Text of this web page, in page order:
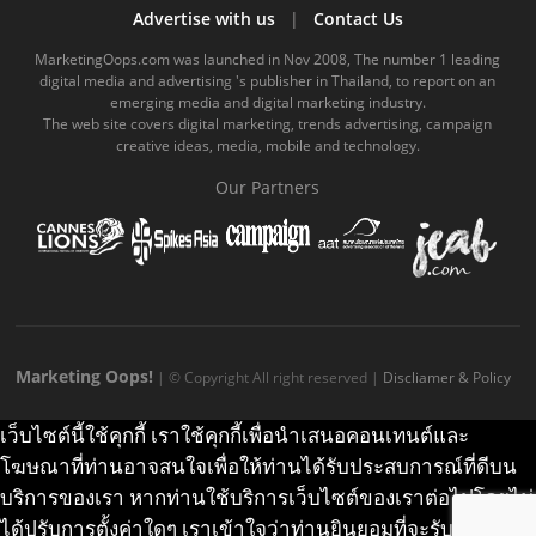
b
o
o
k
c
o
u
b
e
.
o
m
m
e
a
g
r
a
.
o
k
.
c
m
Advertise with us| Contact Us
MarketingOops.com was launched in Nov 2008, The number 1 leading
digital media and advertising 's publisher in Thailand, to report on an
emerging media and digital marketing industry.
The web site covers digital marketing, trends advertising, campaign
creative ideas, media, mobile and technology.
Our Partners
Marketing Oops! | © Copyright All right reserved | Discliamer & Policy
เว็บไซต์นี้ใช้คุกกี้ เราใช้คุกกี้เพื่อนำเสนอคอนเทนต์และ
โฆษณาที่ท่านอาจสนใจเพื่อให้ท่านได้รับประสบการณ์ที่ดีบน
บริการของเรา หากท่านใช้บริการเว็บไซต์ของเราต่อไปโดยไม่
ได้ปรับการตั้งค่าใดๆ เราเข้าใจว่าท่านยินยอมที่จะรับคุกกี้บน